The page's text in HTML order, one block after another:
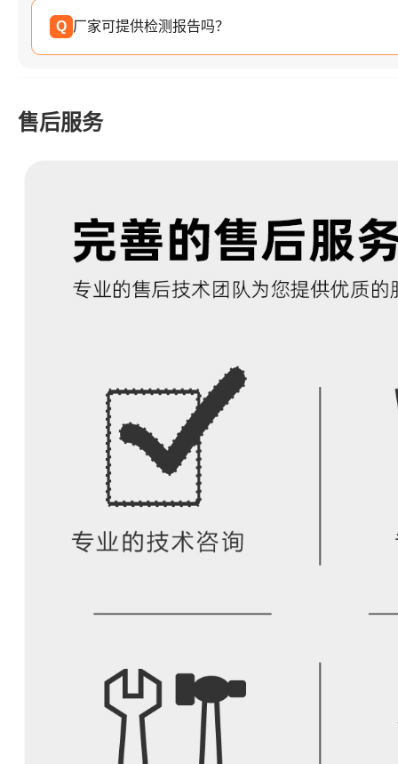
Q 厂家可提供检测报告吗？
售后服务